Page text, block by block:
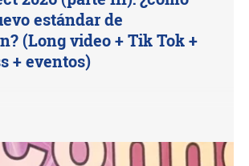
estándar de
(Long video + Tik Tok +
+ eventos)